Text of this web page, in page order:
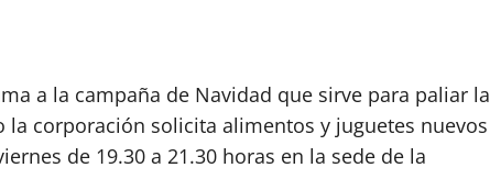
a la campaña de Navidad que sirve para paliar la
la corporación solicita alimentos y juguetes nuevos
de 19.30 a 21.30 horas en la sede de la